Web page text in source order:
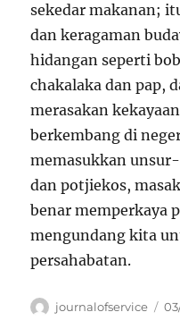
sekedar makanan;
dan keragaman
hidangan seperti
chakalaka dan pap,
merasakan
berkembang di
memasukkan
dan potjiekos,
benar memperkaya
mengundang kita
persahabatan.
Author
journalofservice